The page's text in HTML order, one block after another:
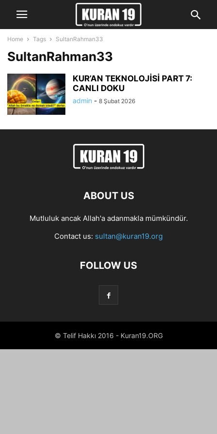
Home Tags SultanRahman33
SultanRahman33
KUR’AN TEKNOLOJİSİ PART 7:
CANLI DOKU
admin - 8 Şubat 2026
ABOUT US
Mutluluk ancak Allah'a adanmakla mümkündür.
Contact us: sultan@kuran19.org
FOLLOW US
© Telif Hakkı 2016 - Kuran19.ORG